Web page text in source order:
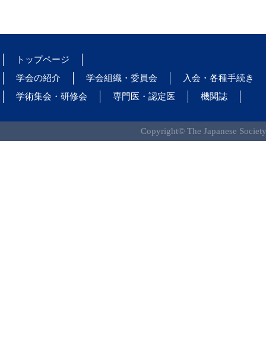
トップページ
学会の紹介
学会組織・委員会
入会・各種手続き
学術集会・研修会
専門医・認定医 機関誌
Copyright© The Japanese